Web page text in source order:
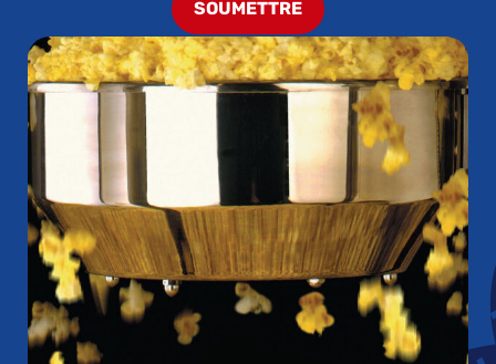
SOUMETTRE